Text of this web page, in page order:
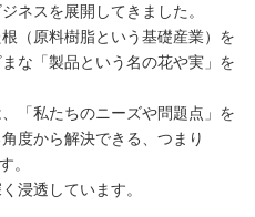
ネスを展開してきました。
（原料樹脂という基礎産業）を
な「製品という名の花や実」を
「私たちのニーズや問題点」を
度から解決できる、つまり
。
浸透しています。